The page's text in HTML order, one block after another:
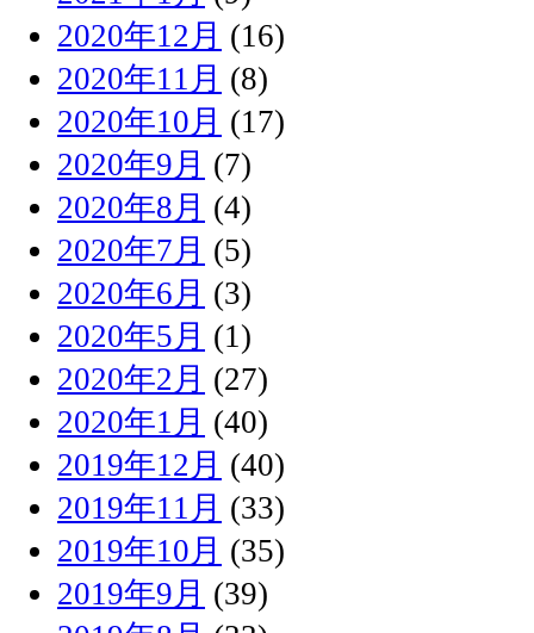
2020年12月 (16)
2020年11月 (8)
2020年10月 (17)
2020年9月 (7)
2020年8月 (4)
2020年7月 (5)
2020年6月 (3)
2020年5月 (1)
2020年2月 (27)
2020年1月 (40)
2019年12月 (40)
2019年11月 (33)
2019年10月 (35)
2019年9月 (39)